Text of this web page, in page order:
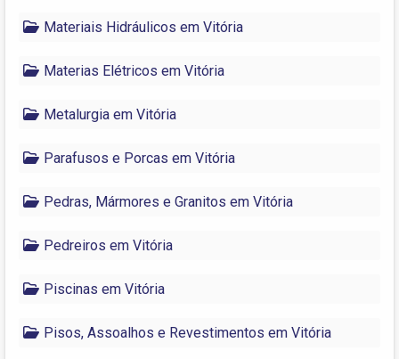
Materiais Hidráulicos em Vitória
Materias Elétricos em Vitória
Metalurgia em Vitória
Parafusos e Porcas em Vitória
Pedras, Mármores e Granitos em Vitória
Pedreiros em Vitória
Piscinas em Vitória
Pisos, Assoalhos e Revestimentos em Vitória